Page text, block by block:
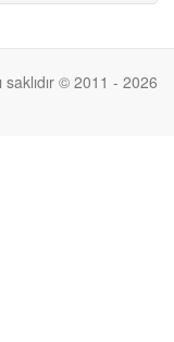
saklıdır © 2011 - 2026